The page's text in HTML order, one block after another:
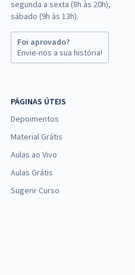
segunda a sexta (8h às 20h),
sábado (9h às 13h).
Foi aprovado?
Envie-nos a sua história!
PÁGINAS ÚTEIS
Depoimentos
Material Grátis
Aulas ao Vivo
Aulas Grátis
Sugerir Curso